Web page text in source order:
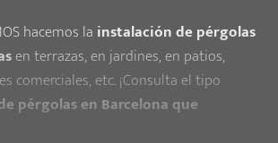
hacemos la instalación de pérgolas
en terrazas, en jardines, en patios,
comerciales, etc. ¡Consulta el tipo
pérgolas en Barcelona que